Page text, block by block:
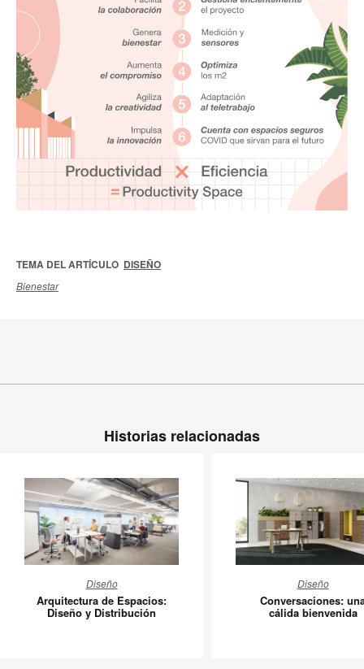
TEMA DEL ARTÍCULO DISEÑO
Bienestar
Historias relacionadas
de
Espacios:
Diseño
Arquitectura de Espacios:
Diseño y Distribución
una
cálida
Diseño
Conversaciones:
cálida bienvenida